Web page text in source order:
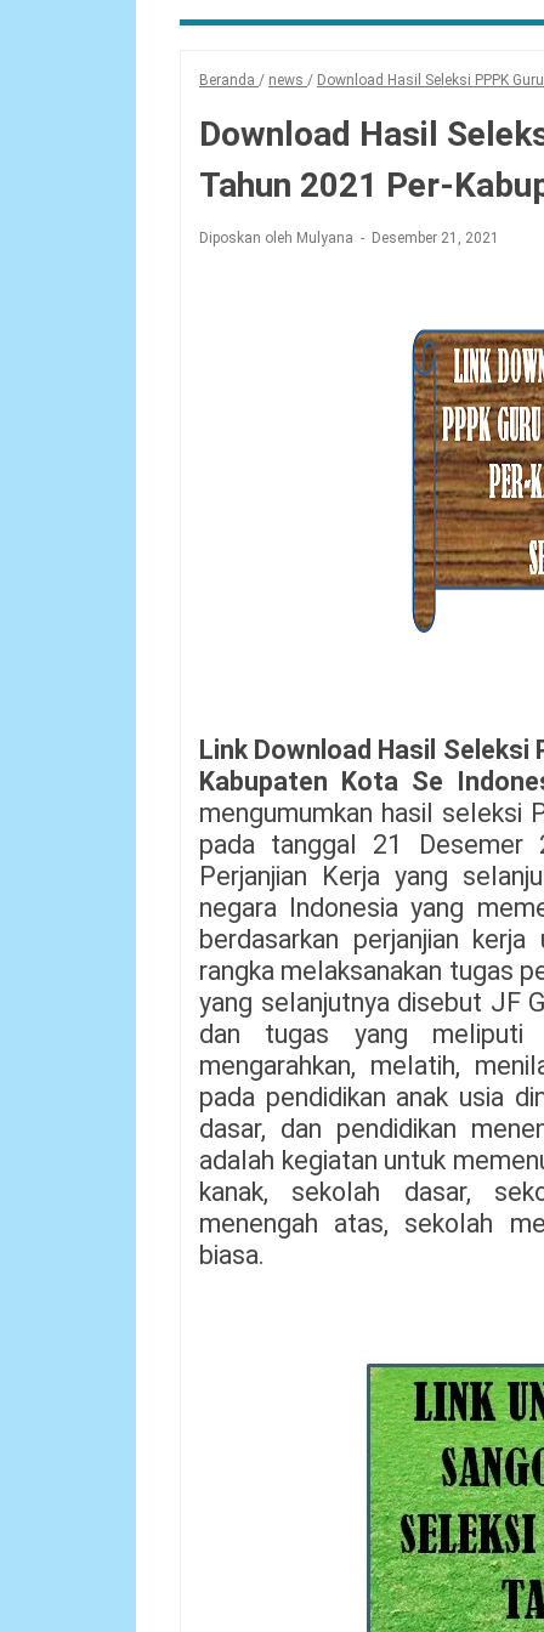
Beranda / news / Download Hasil Seleksi PPPK
Download Hasil
Tahun 2021 Per-
Diposkan oleh Mulyana Desember 21, 2021
Link Download Hasil Seleksi
Kabupaten Kota Se
mengumumkan hasil seleksi
pada tanggal 21 Desemer
Perjanjian Kerja yang
negara Indonesia yang
berdasarkan perjanjian
rangka melaksanakan tugas
yang selanjutnya disebut JF
dan tugas yang meliputi
mengarahkan, melatih,
pada pendidikan anak usia
dasar, dan pendidikan
adalah kegiatan untuk
kanak, sekolah dasar,
menengah atas, sekolah
biasa.